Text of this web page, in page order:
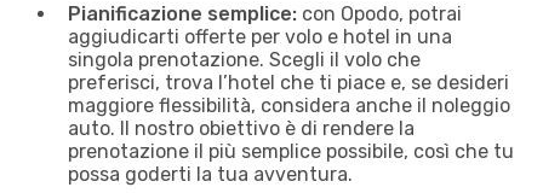
Pianificazione semplice: con Opodo, potrai
aggiudicarti offerte per volo e hotel in una
singola prenotazione. Scegli il volo che
preferisci, trova l’hotel che ti piace e, se desideri
maggiore flessibilità, considera anche il noleggio
auto. Il nostro obiettivo è di rendere la
prenotazione il più semplice possibile, così che tu
possa goderti la tua avventura.